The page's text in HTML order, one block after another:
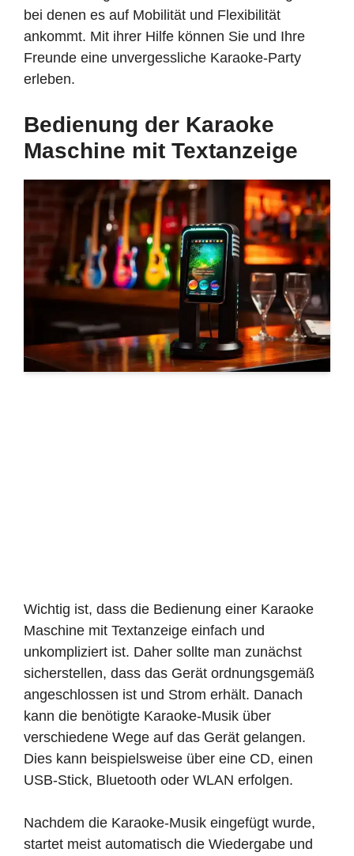
bei denen es auf Mobilität und Flexibilität
ankommt. Mit ihrer Hilfe können Sie und Ihre
Freunde eine unvergessliche Karaoke-Party
erleben.
Bedienung der Karaoke
Maschine mit Textanzeige
Wichtig ist, dass die Bedienung einer Karaoke
Maschine mit Textanzeige einfach und
unkompliziert ist. Daher sollte man zunächst
sicherstellen, dass das Gerät ordnungsgemäß
angeschlossen ist und Strom erhält. Danach
kann die benötigte Karaoke-Musik über
verschiedene Wege auf das Gerät gelangen.
Dies kann beispielsweise über eine CD, einen
USB-Stick, Bluetooth oder WLAN erfolgen.
Nachdem die Karaoke-Musik eingefügt wurde,
startet meist automatisch die Wiedergabe und